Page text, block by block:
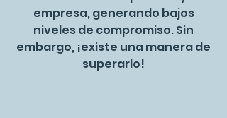
empresa, generando bajos
niveles de compromiso. Sin
embargo, ¡existe una manera de
superarlo!